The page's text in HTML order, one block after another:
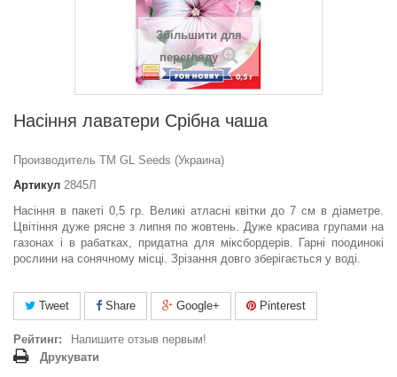
Збільшити для
перегляду
Насіння лаватери Срiбна чаша
Производитель ТМ GL Seeds (Украина)
Артикул 2845Л
Насіння в пакеті 0,5 гр. Великі атласні квітки до 7 см в діаметре.
Цвітіння дуже рясне з липня по жовтень. Дуже красива групами на
газонах і в рабатках, придатна для міксбордерів. Гарні поодинокі
рослини на сонячному місці. Зрізання довго зберігається у воді.
Tweet Share Google+ Pinterest
Рейтинг:
Напишите отзыв первым!
Друкувати